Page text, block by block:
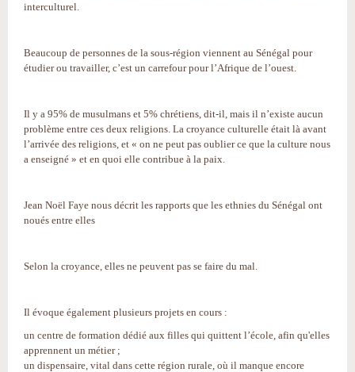
interculturel.
Beaucoup de personnes de la sous-région viennent au Sénégal pour
étudier ou travailler, c’est un carrefour pour l’Afrique de l’ouest.
Il y a 95% de musulmans et 5% chrétiens, dit-il, mais il n’existe aucun
problème entre ces deux religions. La croyance culturelle était là avant
l’arrivée des religions, et « on ne peut pas oublier ce que la culture nous
a enseigné » et en quoi elle contribue à la paix.
Jean Noël Faye nous décrit les rapports que les ethnies du Sénégal ont
noués entre elles
Selon la croyance, elles ne peuvent pas se faire du mal.
Il évoque également plusieurs projets en cours :
un centre de formation dédié aux filles qui quittent l’école, afin qu'elles
apprennent un métier ;
un dispensaire, vital dans cette région rurale, où il manque encore